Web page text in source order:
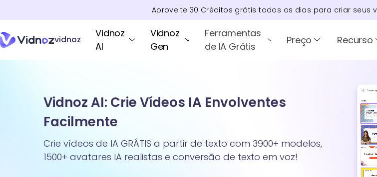
Aproveite 30 Créditos grátis todos os dias para criar seus
vidnoz
Vidnoz
AI
Vidnoz
Gen
Ferramentas
de IA Grátis
Preço Recurso
Vidnoz AI: Crie Vídeos IA Envolventes
Facilmente
Crie vídeos de IA GRÁTIS a partir de texto com 3900+ modelos,
1500+ avatares IA realistas e conversão de texto em voz!